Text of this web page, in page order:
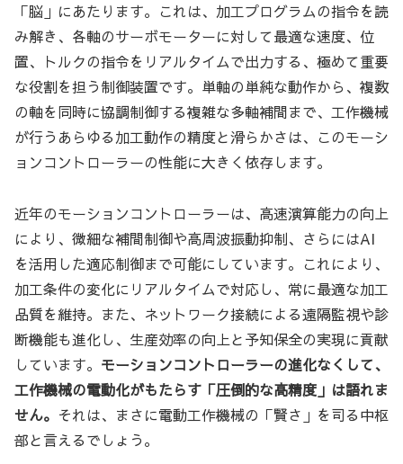
「脳」にあたります。これは、加工プログラムの指令を読
み解き、各軸のサーボモーターに対して最適な速度、位
置、トルクの指令をリアルタイムで出力する、極めて重要
な役割を担う制御装置です。単軸の単純な動作から、複数
の軸を同時に協調制御する複雑な多軸補間まで、工作機械
が行うあらゆる加工動作の精度と滑らかさは、このモーシ
ョンコントローラーの性能に大きく依存します。
近年のモーションコントローラーは、高速演算能力の向上
により、微細な補間制御や高周波振動抑制、さらにはAI
を活用した適応制御まで可能にしています。これにより、
加工条件の変化にリアルタイムで対応し、常に最適な加工
品質を維持。また、ネットワーク接続による遠隔監視や診
断機能も進化し、生産効率の向上と予知保全の実現に貢献
しています。 モーションコントローラーの進化なくして、
工作機械の電動化がもたらす「圧倒的な高精度」は語れま
せん。 それは、まさに電動工作機械の「賢さ」を司る中枢
部と言えるでしょう。